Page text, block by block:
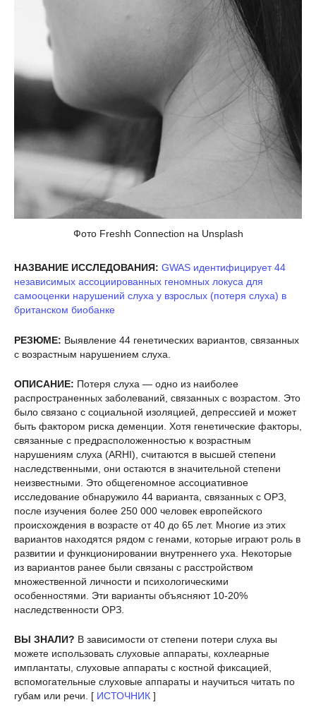
Фото Freshh Connection на Unsplash
НАЗВАНИЕ ИССЛЕДОВАНИЯ: GWAS идентифицирует 44
независимых ассоциированных геномных локуса для
самооценки нарушений слуха у взрослых (потеря слуха) в
британском биобанке
РЕЗЮМЕ: Выявление 44 генетических вариантов, связанных
с возрастным нарушением слуха.
ОПИСАНИЕ: Потеря слуха — одно из наиболее
распространенных заболеваний, связанных с возрастом. Это
было связано с социальной изоляцией, депрессией и может
быть фактором риска деменции. Хотя генетические факторы,
связанные с предрасположенностью к возрастным
нарушениям слуха (ARHI), считаются в высшей степени
наследственными, они остаются в значительной степени
неизвестными. Это общегеномное ассоциативное
исследование обнаружило 44 варианта, связанных с ОРЗ,
после изучения более 250 000 человек европейского
происхождения в возрасте от 40 до 65 лет. Многие из этих
вариантов находятся рядом с генами, которые играют роль в
развитии и функционировании внутреннего уха. Некоторые
из вариантов ранее были связаны с расстройством
множественной личности и психологическими
особенностями. Эти варианты объясняют 10-20%
наследственности ОРЗ.
ВЫ ЗНАЛИ? В зависимости от степени потери слуха вы
можете использовать слуховые аппараты, кохлеарные
имплантаты, слуховые аппараты с костной фиксацией,
вспомогательные слуховые аппараты и научиться читать по
губам или речи. [ ИСТОЧНИК ]